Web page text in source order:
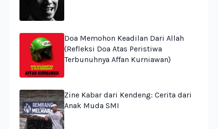
Doa Memohon Keadilan Dari Allah
(Refleksi Doa Atas Peristiwa
Terbunuhnya Affan Kurniawan)
Zine Kabar dari Kendeng: Cerita dari
Anak Muda SMI